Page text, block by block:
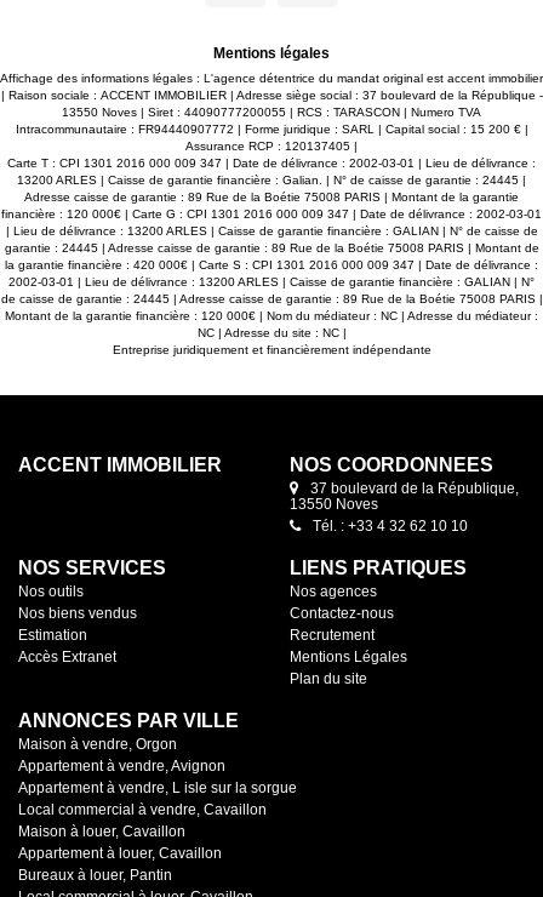
- 6 Agences - Bienvenue en Provence
restant à
cavaillonnaise.
Mentions légales
Affichage des informations légales : L'agence détentrice du mandat original est accent immobilier
| Raison sociale : ACCENT IMMOBILIER | Adresse siège social : 37 boulevard de la République -
13550 Noves | Siret : 44090777200055 | RCS : TARASCON | Numero TVA
Intracommunautaire : FR94440907772 | Forme juridique : SARL | Capital social : 15 200 € |
Assurance RCP : 120137405 |
Carte T : CPI 1301 2016 000 009 347 | Date de délivrance : 2002-03-01 | Lieu de délivrance :
13200 ARLES | Caisse de garantie financière : Galian. | N° de caisse de garantie : 24445 |
Adresse caisse de garantie : 89 Rue de la Boétie 75008 PARIS | Montant de la garantie
financière : 120 000€ | Carte G : CPI 1301 2016 000 009 347 | Date de délivrance : 2002-03-01
| Lieu de délivrance : 13200 ARLES | Caisse de garantie financière : GALIAN | N° de caisse de
garantie : 24445 | Adresse caisse de garantie : 89 Rue de la Boétie 75008 PARIS | Montant de
la garantie financière : 420 000€ | Carte S : CPI 1301 2016 000 009 347 | Date de délivrance :
2002-03-01 | Lieu de délivrance : 13200 ARLES | Caisse de garantie financière : GALIAN | N°
de caisse de garantie : 24445 | Adresse caisse de garantie : 89 Rue de la Boétie 75008 PARIS |
Montant de la garantie financière : 120 000€ | Nom du médiateur : NC | Adresse du médiateur :
NC | Adresse du site : NC |
Entreprise juridiquement et financièrement indépendante
ACCENT IMMOBILIER NOS COORDONNÉES
37 boulevard de la République,
13550 Noves
Tél. : +33 4 32 62 10 10
NOS SERVICES
Nos outils
Nos biens vendus
Estimation
Accès Extranet
LIENS PRATIQUES
Nos agences
Contactez-nous
Recrutement
Mentions Légales
Plan du site
ANNONCES PAR VILLE
Maison à vendre, Orgon
Appartement à vendre, Avignon
Appartement à vendre, L isle sur la sorgue
Local commercial à vendre, Cavaillon
Maison à louer, Cavaillon
Appartement à louer, Cavaillon
Bureaux à louer, Pantin